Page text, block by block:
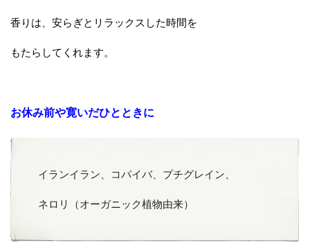
香りは、安らぎとリラックスした時間を
もたらしてくれます。
お休み前や寛いだひとときに
イランイラン、コパイバ、プチグレイン、
ネロリ（オーガニック植物由来）